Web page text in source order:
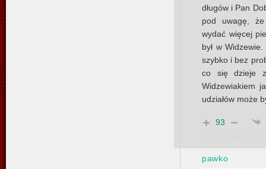
długów i Pan
pod uwagę,
wydać więcej
był w
szybko i bez
co się dzieje
Widzewiakiem
udziałów może
93
pawko